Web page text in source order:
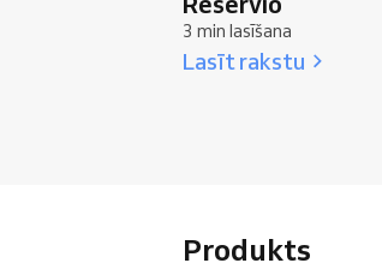
3 min lasīšana
Lasīt rakstu
Produkts